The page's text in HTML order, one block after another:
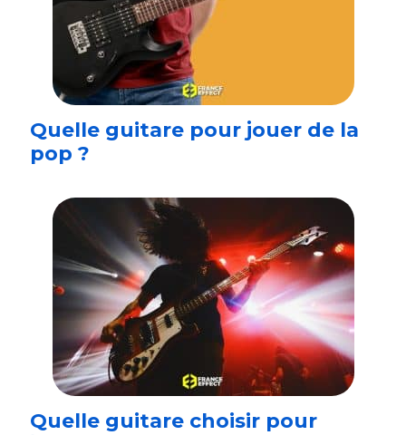
Quelle guitare pour jouer de la
pop ?
Quelle guitare choisir pour